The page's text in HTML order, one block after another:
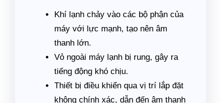
Khí lạnh chảy vào các bộ phận của
máy với lực mạnh, tạo nên âm
thanh lớn.
Vỏ ngoài máy lạnh bị rung, gây ra
tiếng động khó chịu.
Thiết bị điều khiển qua vị trí lắp đặt
không chính xác, dẫn đến âm thanh